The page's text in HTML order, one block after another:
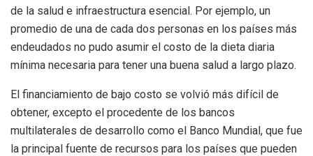
de la salud e infraestructura esencial. Por ejemplo, un
promedio de una de cada dos personas en los países más
endeudados no pudo asumir el costo de la dieta diaria
mínima necesaria para tener una buena salud a largo plazo.
El financiamiento de bajo costo se volvió más difícil de
obtener, excepto el procedente de los bancos
multilaterales de desarrollo como el Banco Mundial, que fue
la principal fuente de recursos para los países que pueden